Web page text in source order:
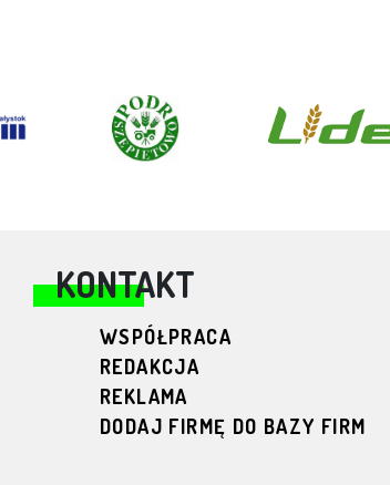
KONTAKT
WSPÓŁPRACA
REDAKCJA
REKLAMA
DODAJ FIRMĘ DO BAZY FIRM